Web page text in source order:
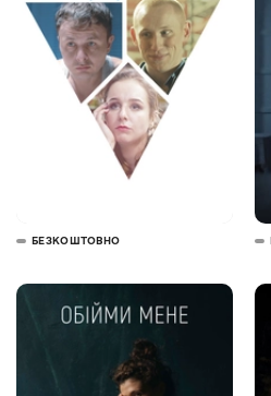
БЕЗКОШТОВНО